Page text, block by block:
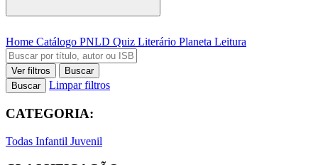
Home Catálogo PNLD Quiz Literário Planeta Leitura
Ver filtros
Buscar
Buscar
Limpar filtros
CATEGORIA:
Todas Infantil Juvenil